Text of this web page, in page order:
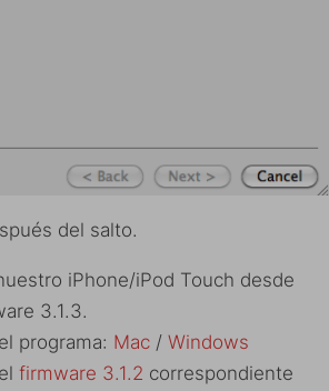
del salto.
iPhone/iPod Touch desde
3.1.3.
programa: Mac / Windows
firmware 3.1.2 correspondiente